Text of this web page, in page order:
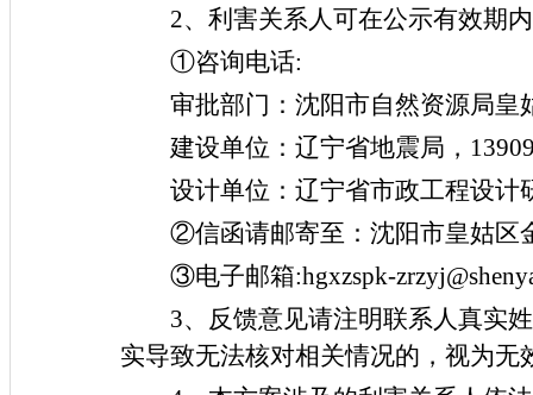
2、利害关系人可在公示有效期
①咨询电话:
审批部门：沈阳市自然资源局皇
建设单位： 辽宁省地震局 ，
设计单位： 辽宁省市政工程设计
②信函请邮寄至：沈阳市皇姑区
③电子邮箱:hgxzspk-
3、反馈意见请注明联系人真实
实导致无法核对相关情况的，视为无